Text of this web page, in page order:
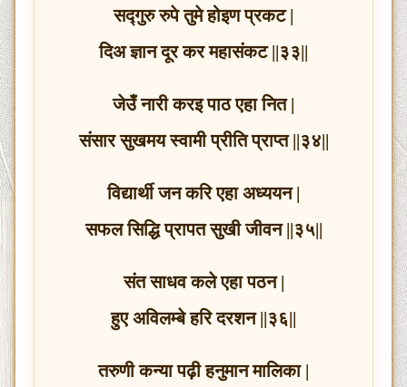
सद्गुरु रुपे तुमे होइण प्रकट |
दिअ ज्ञान दूर कर महासंकट ||३३||
जेउँ नारी करइ पाठ एहा नित |
संसार सुखमय स्वामी प्रीति प्राप्त ||३४||
विद्यार्थी जन करि एहा अध्ययन |
सफल सिद्धि प्रापत सुखी जीवन ||३५||
संत साधव कले एहा पठन |
हुए अविलम्बे हरि दरशन ||३६||
तरुणी कन्या पढ़ी हनुमान मालिका |